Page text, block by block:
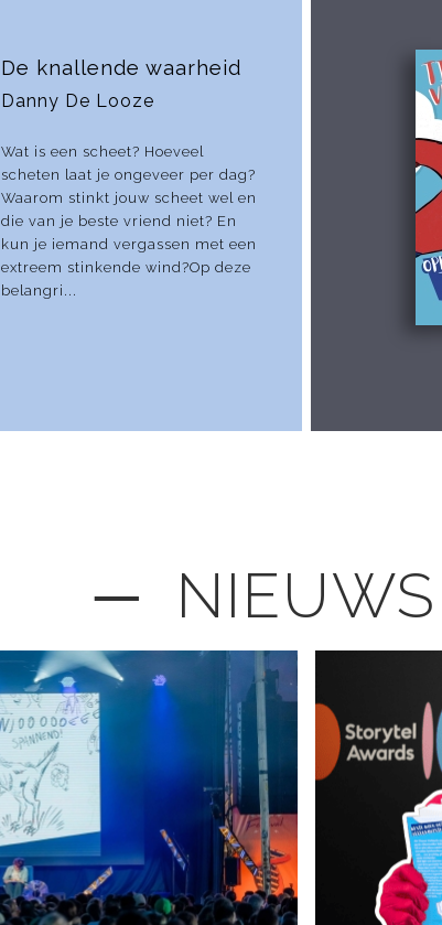
De knallende waarheid
Danny De Looze
Wat is een scheet? Hoeveel
scheten laat je ongeveer per dag?
Waarom stinkt jouw scheet wel en
die van je beste vriend niet? En
kun je iemand vergassen met een
extreem stinkende wind?Op deze
belangri...
─